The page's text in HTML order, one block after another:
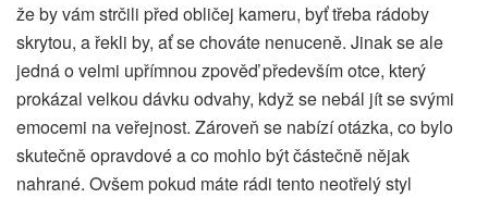
že by vám strčili před obličej kameru, byť třeba rádoby
skrytou, a řekli by, ať se chováte nenuceně. Jinak se ale
jedná o velmi upřímnou zpověď především otce, který
prokázal velkou dávku odvahy, když se nebál jít se svými
emocemi na veřejnost. Zároveň se nabízí otázka, co bylo
skutečně opravdové a co mohlo být částečně nějak
nahrané. Ovšem pokud máte rádi tento neotřelý styl